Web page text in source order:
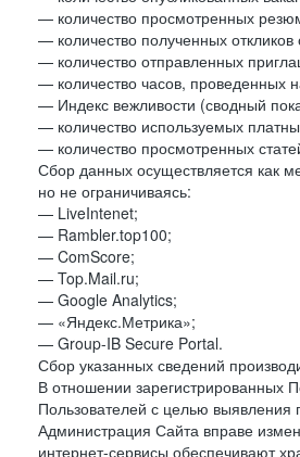
— количество просмотренных
— количество полученных откликов
— количество отправленных
— количество часов, проведенных
— Индекс вежливости (сводный
— количество используемых
— количество просмотренных
Сбор данных осуществляется как
но не ограничиваясь:
— LiveIntenet;
— Rambler.top100;
— ComScore;
— Top.Mail.ru;
— Google Analytics;
— «Яндекс.Метрика»;
— Group-IB Secure Portal.
Сбор указанных сведений
В отношении зарегистрированных
Пользователей с целью выявления
Администрация Сайта вправе
интернет-сервисы обеспечивают